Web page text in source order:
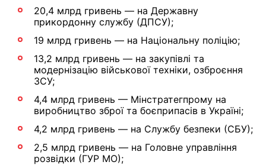
20,4 млрд гривень — на Державну
прикордонну службу (ДПСУ);
19 млрд гривень — на Національну поліцію;
13,2 млрд гривень — на закупівлі та
модернізацію військової техніки, озброєння
ЗСУ;
4,4 млрд гривень — Мінстратегпрому на
виробництво зброї та боєприпасів в Україні;
4,2 млрд гривень — на Службу безпеки (СБУ);
2,5 млрд гривень — на Головне управління
розвідки (ГУР МО);